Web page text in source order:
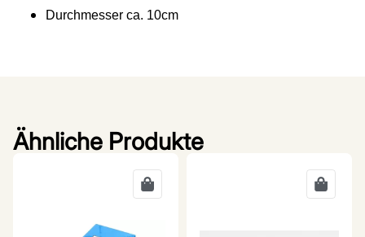
Durchmesser ca. 10cm
Ähnliche Produkte